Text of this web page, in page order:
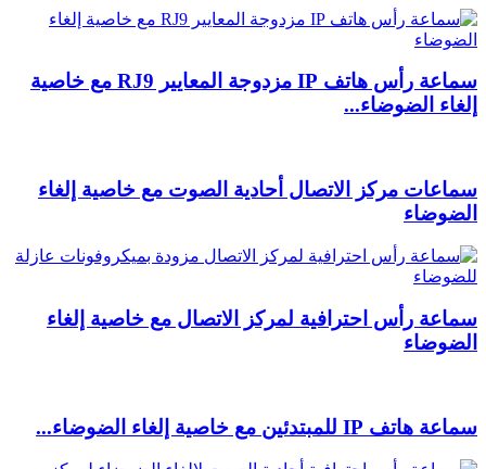
سماعة رأس هاتف IP مزدوجة المعايير RJ9 مع خاصية
إلغاء الضوضاء...
سماعات مركز الاتصال أحادية الصوت مع خاصية إلغاء
الضوضاء
سماعة رأس احترافية لمركز الاتصال مع خاصية إلغاء
الضوضاء
سماعة هاتف IP للمبتدئين مع خاصية إلغاء الضوضاء...